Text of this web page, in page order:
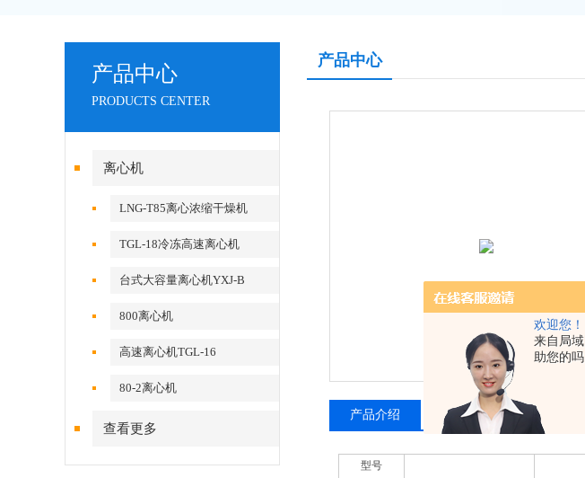
欢迎您！
来自局
助您的吗
产品中心
PRODUCTS CENTER
离心机
LNG-T85离心浓缩干燥机
TGL-18冷冻高速离心机
台式大容量离心机YXJ-B
800离心机
高速离心机TGL-16
80-2离心机
查看更多
产品中心
产品介绍 相关产品 留言询价
型号